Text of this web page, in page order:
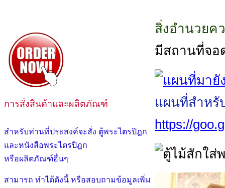
การสั่งสินค้าและผลิตภัณฑ์
สำหรับท่านที่ประสงค์จะสั่ง ตู้พระไตรปิฎก
และหนังสือพระไตรปิฎก
หรือผลิตภัณฑ์อื่นๆ
สามารถ ทำได้ดังนี้ หรือสอบถามข้อมูลเพิ่ม
สิ่งอำนวยค
มีสถานที่จอ
แผนที่สำหรั
https://